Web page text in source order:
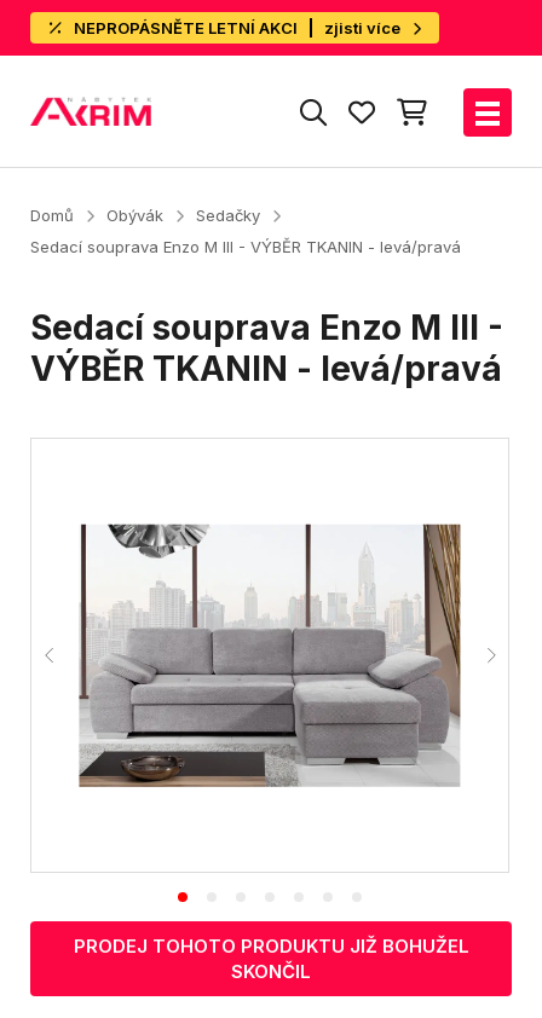
NEPROPÁSNĚTE LETNÍ AKCI zjisti více
Domů Obývák
Sedačky
Sedací souprava Enzo M III - VÝBĚR TKANIN - levá/pravá
Sedací souprava Enzo M III -
VÝBĚR TKANIN - levá/pravá
PRODEJ TOHOTO PRODUKTU JIŽ BOHUŽEL
SKONČIL